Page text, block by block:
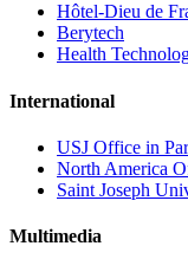
Hôtel-Dieu de
Berytech
Health
International
USJ Office in
North America
Saint Joseph
Multimedia